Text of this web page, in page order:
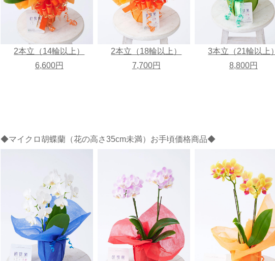
2本立（14輪以上）
6,600円
2本立（18輪以上）
7,700円
3本立（21輪以上）
8,800円
◆マイクロ胡蝶蘭（花の高さ35cm未満）お手頃価格商品◆